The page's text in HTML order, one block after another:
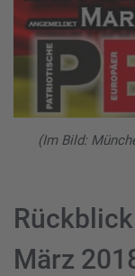
(Im Bild:
März